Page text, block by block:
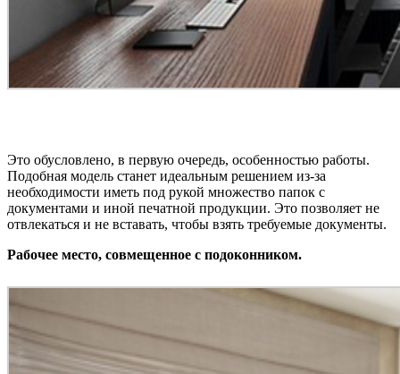
Это обусловлено, в первую очередь, особенностью работы.
Подобная модель станет идеальным решением из-за
необходимости иметь под рукой множество папок с
документами и иной печатной продукции. Это позволяет не
отвлекаться и не вставать, чтобы взять требуемые документы.
Рабочее место, совмещенное с подоконником.